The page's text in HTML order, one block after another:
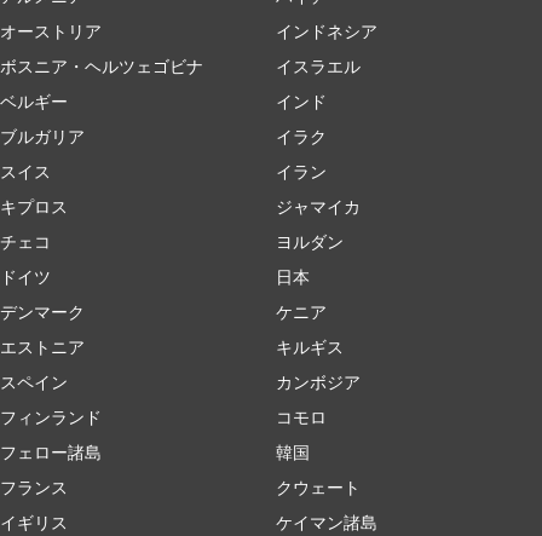
オーストリア
ボスニア・ヘルツェゴビナ
ベルギー
ブルガリア
スイス
キプロス
チェコ
ドイツ
デンマーク
エストニア
スペイン
フィンランド
フェロー諸島
フランス
イギリス
インドネシア
イスラエル
インド
イラク
イラン
ジャマイカ
ヨルダン
日本
ケニア
キルギス
カンボジア
コモロ
韓国
クウェート
ケイマン諸島